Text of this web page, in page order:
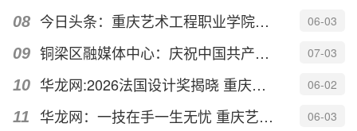
今日头条：重庆艺术工程职业学院启动2026年产教融合活动月 06-03
铜梁区融媒体中心：庆祝中国共产党成立105周年｜重庆艺术工程职业学... 07-03
华龙网:2026法国设计奖揭晓 重庆建筑设计摘得一金一银 06-02
华龙网：一技在手一生无忧 重庆艺术工程职业学院艺术教育学院职业... 06-03